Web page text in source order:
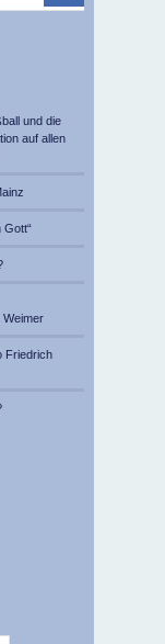
und die
auf allen
Gott“
Friedrich